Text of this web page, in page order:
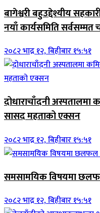
बागेश्वरी बहुउद्देश्यीय
नयाँ कार्यसमिति
२०८२ भाद्र १२, बिहीबार १५:५१
दोधाराचाँदनी
सासद महताको एक्सन
२०८२ भाद्र १२, बिहीबार १५:५१
समसामयिक विषयमा
२०८२ भाद्र १२, बिहीबार १५:५१